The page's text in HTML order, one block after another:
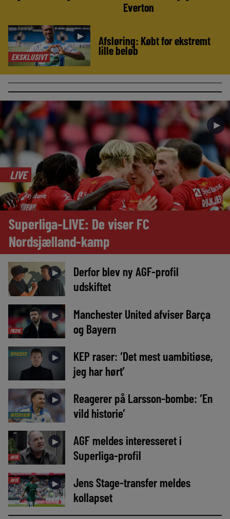
Everton
EKSKLUSIVT
► Afsløring: Købt for ekstremt
lille beløb
►
LIVE
Superliga-LIVE: De viser FC
Nordsjælland-kamp
►
Derfor blev ny AGF-profil
udskiftet
MEDIE
►
Manchester United afviser Barça
og Bayern
NYHEDER ►
KEP raser: ‘Det mest uambitiøse,
jeg har hørt’
INTERVIEW
►
Reagerer på Larsson-bombe: ‘En
vild historie’
AVIS
►
AGF meldes interesseret i
Superliga-profil
AVIS ►
Jens Stage-transfer meldes
kollapset